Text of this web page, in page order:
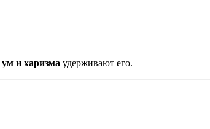
ум и харизма удерживают его.